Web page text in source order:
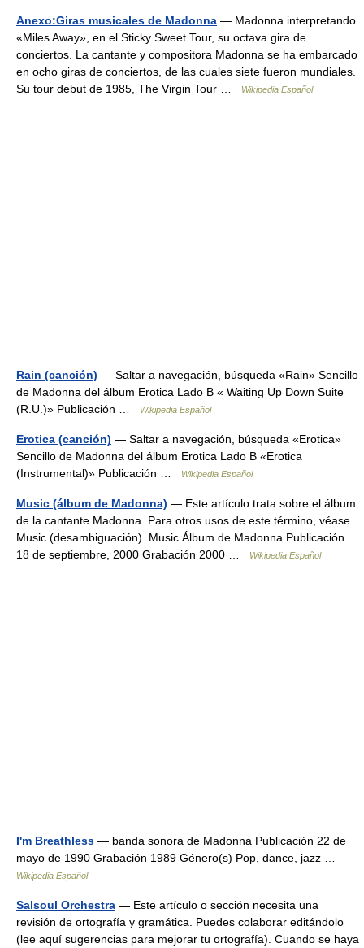
Anexo:Giras musicales de Madonna — Madonna interpretando
«Miles Away», en el Sticky Sweet Tour, su octava gira de
conciertos. La cantante y compositora Madonna se ha embarcado
en ocho giras de conciertos, de las cuales siete fueron mundiales.
Su tour debut de 1985, The Virgin Tour …
Wikipedia Español
Rain (canción) — Saltar a navegación, búsqueda «Rain» Sencillo
de Madonna del álbum Erotica Lado B « Waiting Up Down Suite
(R.U.)» Publicación …
Wikipedia Español
Erotica (canción) — Saltar a navegación, búsqueda «Erotica»
Sencillo de Madonna del álbum Erotica Lado B «Erotica
(Instrumental)» Publicación …
Wikipedia Español
Music (álbum de Madonna) — Este artículo trata sobre el álbum
de la cantante Madonna. Para otros usos de este término, véase
Music (desambiguación). Music Álbum de Madonna Publicación
18 de septiembre, 2000 Grabación 2000 …
Wikipedia Español
I'm Breathless — banda sonora de Madonna Publicación 22 de
mayo de 1990 Grabación 1989 Género(s) Pop, dance, jazz …
Wikipedia Español
Salsoul Orchestra — Este artículo o sección necesita una
revisión de ortografía y gramática. Puedes colaborar editándolo
(lee aquí sugerencias para mejorar tu ortografía). Cuando se haya